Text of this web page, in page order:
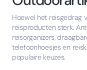
Hoewel het reisgedrag
reisproducten sterk.
reisorganizers,
telefoonhoesjes en
populaire keuzes.